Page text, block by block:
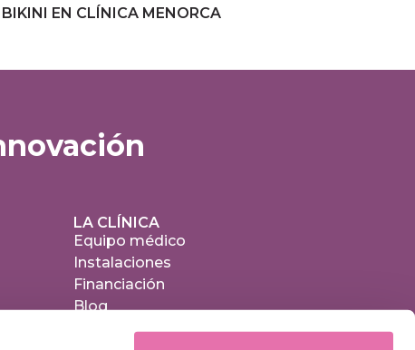
EN CLÍNICA MENORCA
LA CLÍNICA
Equipo médico
Instalaciones
Financiación
Blog